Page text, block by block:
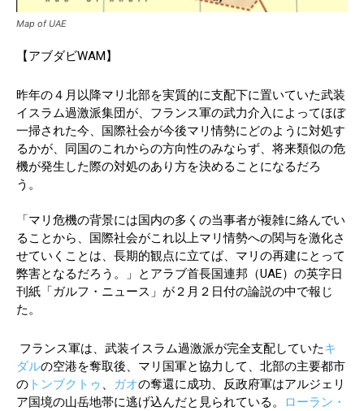
Map of UAE
【アブダビWAM】
昨年の４月以降マリ北部を実質的に支配下に置いていた武装
イスラム過激派集団が、フランス軍の武力介入によってほぼ
一掃された今、国際社会が今後マリ情勢にどのように対処す
るかが、同国のこれからの方向性のみならず、将来類似の危
機が発生した際の対処のあり方を決めることになるだろ
う。
「マリ危機の背景には国内の多くの当事者が複雑に絡んでい
ることから、国際社会がこれ以上マリ情勢への関与を激化さ
せていくことは、長期的観点に立てば、マリの再建にとって
弊害となるだろう。」とアラブ首長国連邦（UAE）の英字日
刊紙「ガルフ・ニュース」が２月２日付の論説の中で報じ
た。
フランス軍は、武装イスラム過激派が完全支配していたキ
ダルの空港を奪取後、マリ国軍と協力して、北部の主要都市
の トンブクトゥ 、 ガオの奪還に成功、反政府軍はアルジェリ
ア国境の山岳地帯に逃げ込んだと見られている。
ローラン・